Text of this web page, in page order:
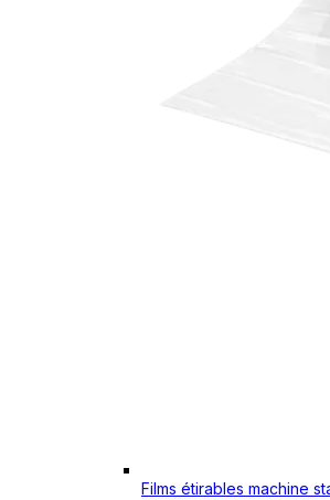
Films étirables machine